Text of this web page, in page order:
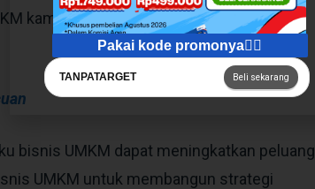
kamu, kemudian konten yang kamu
bisnis UMKM dapat meningkatkan peluang
UMKM untuk membangun strategi
Pakai kode promonya👇🏻
TANPATARGET Beli sekarang